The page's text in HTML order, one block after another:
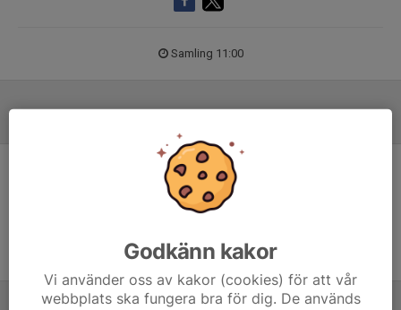
Samling 11:00
Inget referat skrivet
Godkänn kakor
Vi använder oss av kakor (cookies) för att vår
webbplats ska fungera bra för dig. De används